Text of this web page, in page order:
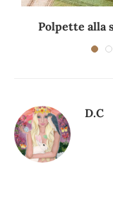
Polpette alla
D.C